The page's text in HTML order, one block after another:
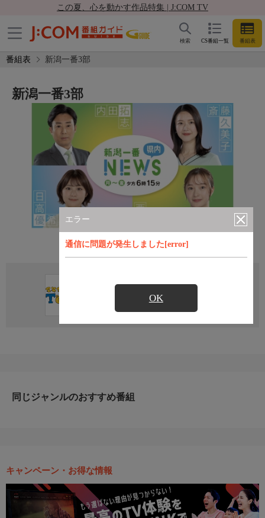
この夏、心を動かす作品特集 | J:COM TV
CS番組一覧 番組表
検索
番組表 新潟一番3部
エラー
通信に問題が発生しました[error]
OK
新潟一番3部
直近の放送予定はありません
同じジャンルのおすすめ番組
キャンペーン・お得な情報